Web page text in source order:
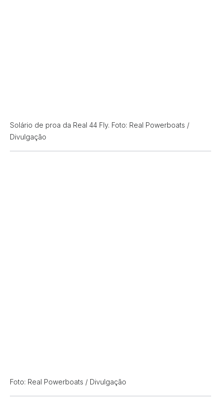
Solário de proa da Real 44 Fly. Foto: Real Powerboats /
Divulgação
Foto: Real Powerboats / Divulgação